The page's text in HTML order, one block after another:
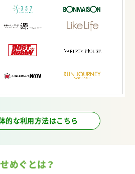
スがスタートしました。
ル様のサービスがスタート
ンととのいうさぎ~美肌・毛
ン・肌管理~様のサービスがス
様のサービスがスタートし
的な利用方法はこちら
めぐとは？